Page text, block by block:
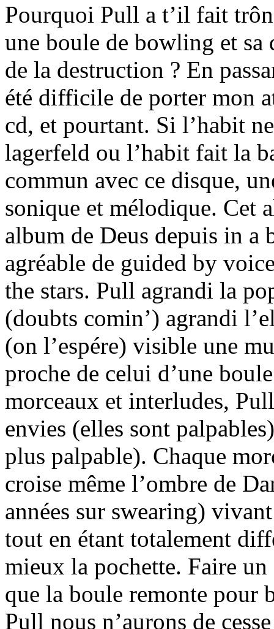
Pourquoi Pull a t’il fait
une boule de bowling et sa
de la destruction ? En
été difficile de porter mon
cd, et pourtant. Si l’habit
lagerfeld ou l’habit fait la
commun avec ce disque,
sonique et mélodique. Cet
album de Deus depuis in a
agréable de guided by
the stars. Pull agrandi la
(doubts comin’) agrandi
(on l’espére) visible une
proche de celui d’une
morceaux et interludes,
envies (elles sont
plus palpable). Chaque
croise même l’ombre de
années sur swearing)
tout en étant totalement
mieux la pochette. Faire
que la boule remonte pour
Pull nous n’aurons de